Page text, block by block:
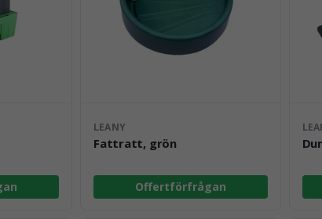
LEANY
Fattratt, grön
Offertförfrågan